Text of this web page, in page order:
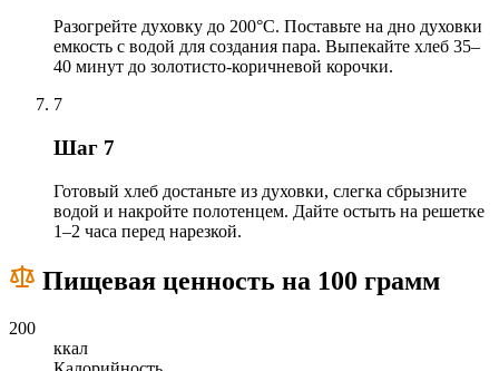
Разогрейте духовку до 200°C. Поставьте на дно духовки
емкость с водой для создания пара. Выпекайте хлеб 35–
40 минут до золотисто-коричневой корочки.
7
Шаг 7
Готовый хлеб достаньте из духовки, слегка сбрызните
водой и накройте полотенцем. Дайте остыть на решетке
1–2 часа перед нарезкой.
Пищевая ценность на 100 грамм
200
ккал